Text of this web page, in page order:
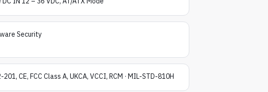
Security
CE, FCC Class A, UKCA, VCCI, RCM · MIL-STD-810H